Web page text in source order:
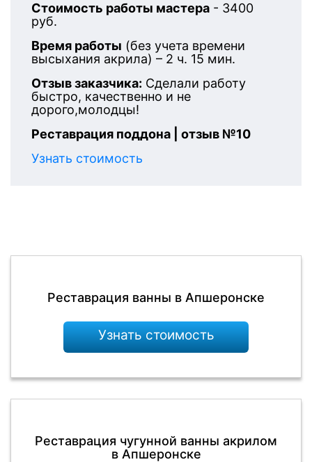
Стоимость работы мастера - 3400
руб.
Время работы (без учета времени
высыхания акрила) – 2 ч. 15 мин.
Отзыв заказчика: Сделали работу
быстро, качественно и не
дорого,молодцы!
Реставрация поддона | отзыв №10
Узнать стоимость
Реставрация ванны в Апшеронске
Узнать стоимость
Реставрация чугунной ванны акрилом
в Апшеронске